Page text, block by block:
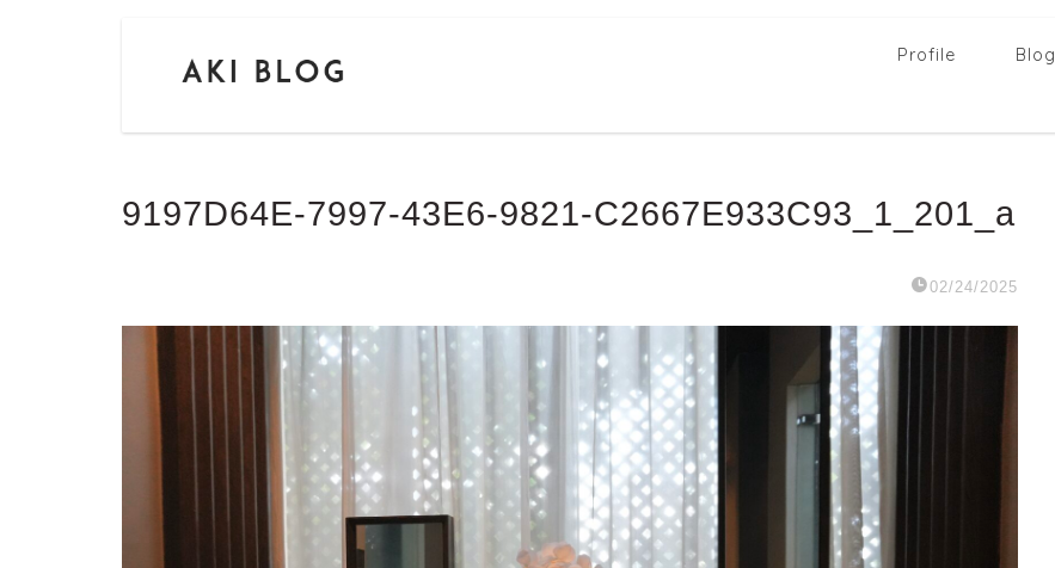
Profile Blog
9197D64E-7997-43E6-9821-C2667E933C93_1_201_a
02/24/2025